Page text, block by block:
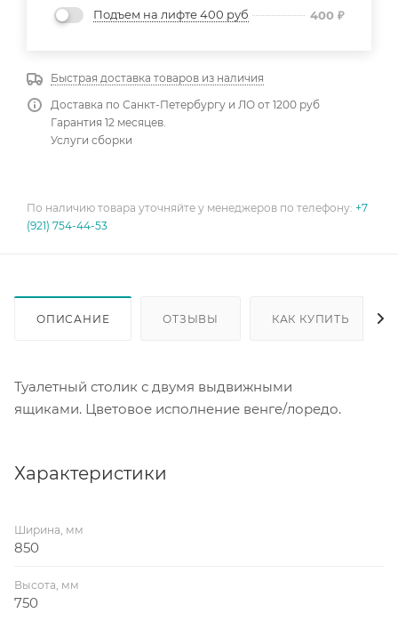
Подъем на лифте 400 руб 400 ₽
Быстрая доставка товаров из наличия
Доставка по Санкт-Петербургу и ЛО от 1200 руб
Гарантия 12 месяцев.
Услуги сборки
По наличию товара уточняйте у менеджеров по телефону: +7
(921) 754-44-53
ОПИСАНИЕ ОТЗЫВЫ КАК КУПИТЬ
Туалетный столик с двумя выдвижными
ящиками. Цветовое исполнение венге/лоредо.
Характеристики
Ширина, мм
850
Высота, мм
750